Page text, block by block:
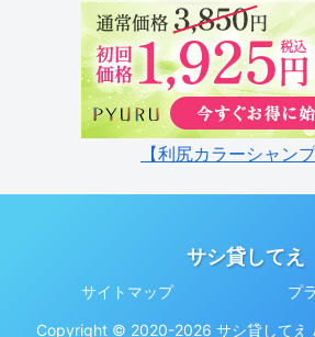
【利尻カラーシャンプ
サシ貸してえ
サイトマップ プ
Copyright © 2020-2026 サシ貸してえ